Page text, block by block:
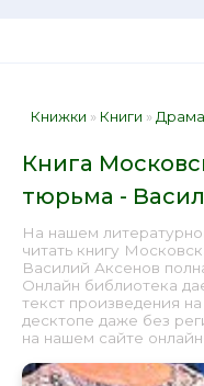
Книжки » Книги » Драма
Книга
тюрьма -
На нашем
читать книгу
Василий Аксенов
Онлайн библиотека
текст произведения
десктопе даже без
на нашем сайте онлайн